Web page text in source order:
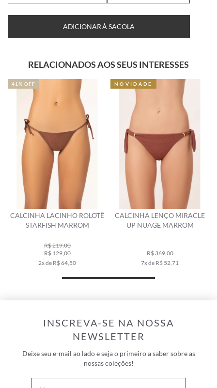
ADICIONAR À SACOLA
RELACIONADOS AOS SEUS INTERESSES
CALCINHA LACINHO ROLOTÊ
STARFISH MARROM
R$ 219,00
R$ 129,00
2x de R$ 64,50
41% OFF
CALCINHA LENÇO MIRACLE
UP NUAGE MARROM
R$ 369,00
7x de R$ 52,71
NOVIDADE
INSCREVA-SE NA NOSSA
NEWSLETTER
Deixe seu e-mail ao lado e seja o primeiro a saber sobre as
nossas coleções!